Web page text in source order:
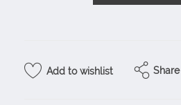
Add to wishlist Share